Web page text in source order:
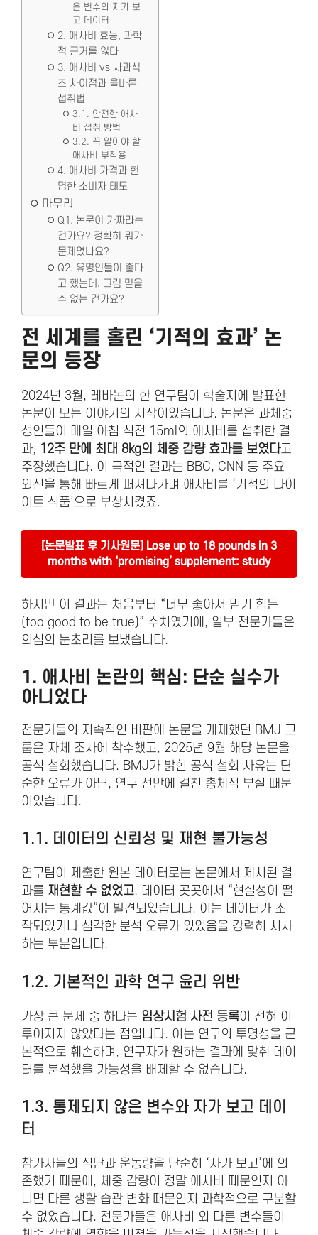
은 변수와 자가 보
고 데이터
2. 애사비 효능, 과학
적 근거를 잃다
3. 애사비 vs 사과식
초 차이점과 올바른
섭취법
3.1. 안전한 애사
비 섭취 방법
3.2. 꼭 알아야 할
애사비 부작용
4. 애사비 가격과 현
명한 소비자 태도
마무리
Q1. 논문이 가짜라는
건가요? 정확히 뭐가
문제였나요?
Q2. 유명인들이 좋다
고 했는데, 그럼 믿을
수 없는 건가요?
전 세계를 홀린 ‘기적의 효과’ 논
문의 등장
2024년 3월, 레바논의 한 연구팀이 학술지에 발표한
논문이 모든 이야기의 시작이었습니다. 논문은 과체중
성인들이 매일 아침 식전 15ml의 애사비를 섭취한 결
과, 12주 만에 최대 8kg의 체중 감량 효과를 보였다고
주장했습니다. 이 극적인 결과는 BBC, CNN 등 주요
외신을 통해 빠르게 퍼져나가며 애사비를 ‘기적의 다이
어트 식품’으로 부상시켰죠.
[논문발표 후 기사원문] Lose up to 18 pounds in 3
months with ‘promising’ supplement: study
하지만 이 결과는 처음부터 “너무 좋아서 믿기 힘든
(too good to be true)” 수치였기에, 일부 전문가들은
의심의 눈초리를 보냈습니다.
1. 애사비 논란의 핵심: 단순 실수가
아니었다
전문가들의 지속적인 비판에 논문을 게재했던 BMJ 그
룹은 자체 조사에 착수했고, 2025년 9월 해당 논문을
공식 철회했습니다. BMJ가 밝힌 공식 철회 사유는 단
순한 오류가 아닌, 연구 전반에 걸친 총체적 부실 때문
이었습니다.
1.1. 데이터의 신뢰성 및 재현 불가능성
연구팀이 제출한 원본 데이터로는 논문에서 제시된 결
과를 재현할 수 없었고, 데이터 곳곳에서 “현실성이 떨
어지는 통계값”이 발견되었습니다. 이는 데이터가 조
작되었거나 심각한 분석 오류가 있었음을 강력히 시사
하는 부분입니다.
1.2. 기본적인 과학 연구 윤리 위반
가장 큰 문제 중 하나는 임상시험 사전 등록이 전혀 이
루어지지 않았다는 점입니다. 이는 연구의 투명성을 근
본적으로 훼손하며, 연구자가 원하는 결과에 맞춰 데이
터를 분석했을 가능성을 배제할 수 없습니다.
1.3. 통제되지 않은 변수와 자가 보고 데이
터
참가자들의 식단과 운동량을 단순히 ‘자가 보고’에 의
존했기 때문에, 체중 감량이 정말 애사비 때문인지 아
니면 다른 생활 습관 변화 때문인지 과학적으로 구분할
수 없었습니다. 전문가들은 애사비 외 다른 변수들이